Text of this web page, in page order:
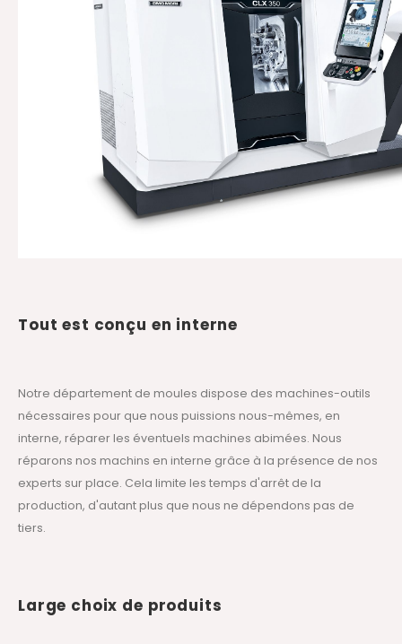
Tout est conçu en interne
Notre département de moules dispose des machines-outils
nécessaires pour que nous puissions nous-mêmes, en
interne, réparer les éventuels machines abimées. Nous
réparons nos machins en interne grâce à la présence de nos
experts sur place. Cela limite les temps d'arrêt de la
production, d'autant plus que nous ne dépendons pas de
tiers.
Large choix de produits